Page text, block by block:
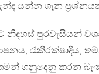
යන්න ගැන
නිදහස් පුරවැසියන්
රැකීරක්ෂාදිය,
ගනුදෙනු කරන